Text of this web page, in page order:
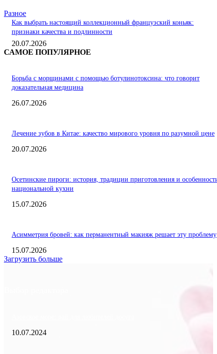
Разное
Как выбрать настоящий коллекционный французский коньяк:
признаки качества и подлинности
20.07.2026
САМОЕ ПОПУЛЯРНОЕ
Борьба с морщинами с помощью ботулинотоксина: что говорит
доказательная медицина
26.07.2026
Лечение зубов в Китае: качество мирового уровня по разумной цене
20.07.2026
Осетинские пироги: история, традиции приготовления и
национальной кухни
15.07.2026
Асимметрия бровей: как перманентный макияж решает эту проблему
15.07.2026
Загрузить больше
10.07.2024